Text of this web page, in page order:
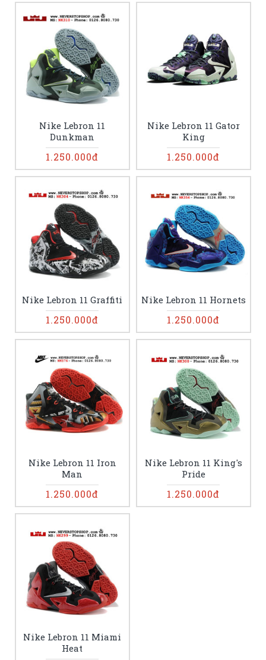
Nike Lebron 11
Dunkman
1.250.000đ
Nike Lebron 11 Gator
King
1.250.000đ
Nike Lebron 11 Graffiti
1.250.000đ
Nike Lebron 11 Hornets
1.250.000đ
Nike Lebron 11 Iron
Man
1.250.000đ
Nike Lebron 11 King's
Pride
1.250.000đ
Nike Lebron 11 Miami
Heat